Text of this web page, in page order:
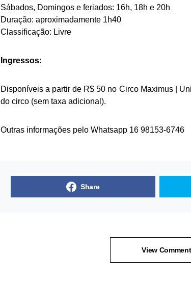
Sábados, Domingos e feriados: 16h, 18h e 20h
Duração: aproximadamente 1h40
Classificação: Livre
Ingressos:
Disponíveis a partir de R$ 50 no Circo Maximus |
do circo (sem taxa adicional).
Outras informações pelo Whatsapp 16 98153-6746
Share
View